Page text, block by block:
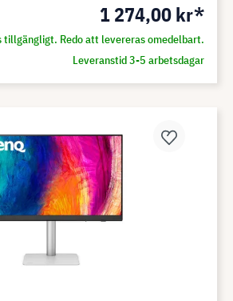
1 274,00 kr*
tillgängligt. Redo att levereras omedelbart.
Leveranstid 3-5 arbetsdagar